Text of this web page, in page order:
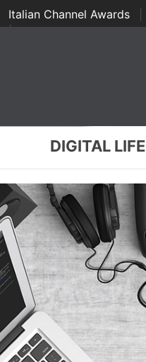
Italian Channel Awards
| ...
DIGITAL LIFE